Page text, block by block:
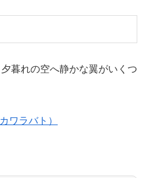
暮れの空へ静かな翼がいくつ
ワラバト）